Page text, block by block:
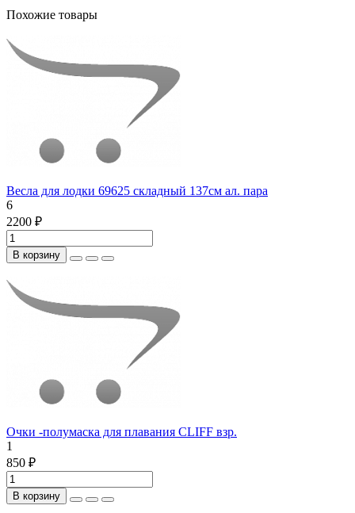
Похожие товары
Весла для лодки 69625 складный 137см ал. пара
6
2200 ₽
В корзину
Очки -полумаска для плавания CLIFF взр.
1
850 ₽
В корзину